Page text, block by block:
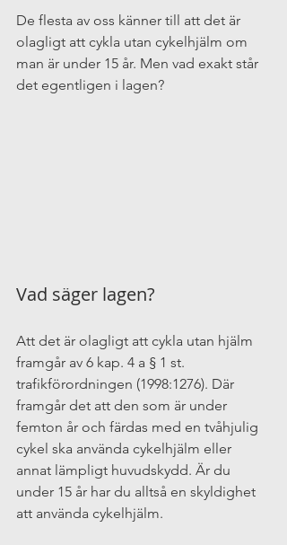
De flesta av oss känner till att det är
olagligt att cykla utan cykelhjälm om
man är under 15 år. Men vad exakt står
det egentligen i lagen?
Vad säger lagen?
Att det är olagligt att cykla utan hjälm
framgår av 6 kap. 4 a § 1 st.
trafikförordningen (1998:1276). Där
framgår det att den som är under
femton år och färdas med en tvåhjulig
cykel ska använda cykelhjälm eller
annat lämpligt huvudskydd. Är du
under 15 år har du alltså en skyldighet
att använda cykelhjälm.